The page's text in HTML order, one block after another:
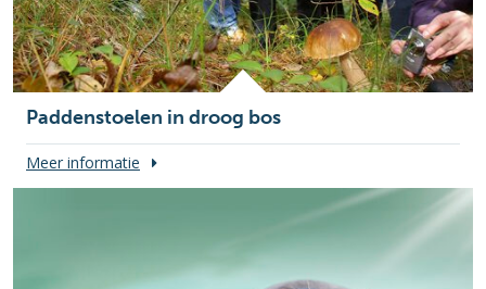
Paddenstoelen in droog bos
Meer informatie